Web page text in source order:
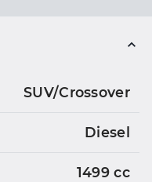
SUV/Crossover
Diesel
1499 cc